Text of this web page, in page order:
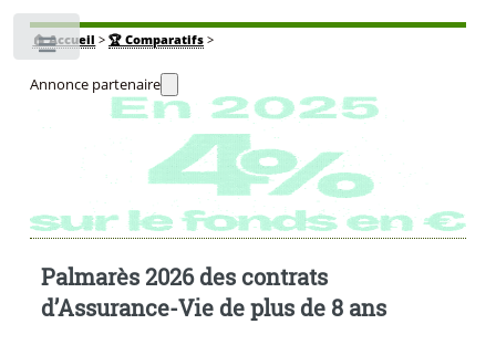
🏠Accueil > 🏆 Comparatifs>
Annonce partenaire
Palmarès 2026 des contrats
d’Assurance-Vie de plus de 8 ans
Toggle